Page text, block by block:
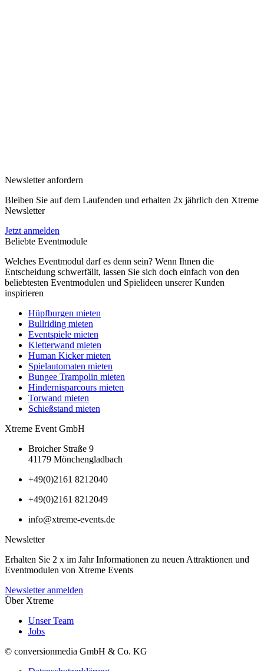
Newsletter anfordern
Bleiben Sie auf dem Laufenden und erhalten 2x jährlich den Xtreme
Newsletter
Jetzt anmelden
Beliebte Eventmodule
Welches Eventmodul darf es denn sein? Wenn Ihnen die
Entscheidung schwerfällt, lassen Sie sich doch einfach von den
beliebtesten Eventmodulen und Spielideen unserer Kunden
inspirieren
Hüpfburgen mieten
Bullriding mieten
Eventspiele mieten
Kletterwand mieten
Human Kicker mieten
Spielautomaten mieten
Bungee Trampolin mieten
Hindernisparcours mieten
Torwand mieten
Schießstand mieten
Xtreme Event GmbH
Broicher Straße 9
41179 Mönchengladbach
+49(0)2161 8212040
+49(0)2161 8212049
info@xtreme-events.de
Newsletter
Erhalten Sie 2 x im Jahr Informationen zu neuen Attraktionen und
Eventmodulen von Xtreme Events
Newsletter anmelden
Über Xtreme
Unser Team
Jobs
© conversionmedia GmbH & Co. KG